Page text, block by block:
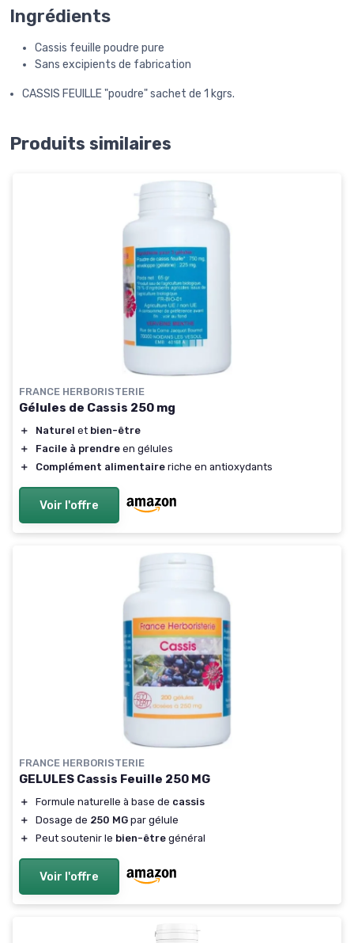
Ingrédients
Cassis feuille poudre pure
Sans excipients de fabrication
CASSIS FEUILLE "poudre" sachet de 1 kgrs.
Produits similaires
FRANCE HERBORISTERIE
Gélules de Cassis 250 mg
＋ Naturel et bien-être
＋
Facile à prendre en gélules
＋
Complément alimentaire riche en antioxydants
Voir l'offre
FRANCE HERBORISTERIE
GELULES Cassis Feuille 250 MG
＋ Formule naturelle à base de cassis
＋
Dosage de 250 MG par gélule
＋
Peut soutenir le bien-être général
Voir l'offre